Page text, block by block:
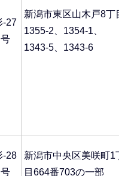
-27
号
新潟市東区山木戸8丁目
1355-2、1354-1、
1343-5、1343-6
-28
号
新潟市中央区美咲町1丁
目664番703の一部